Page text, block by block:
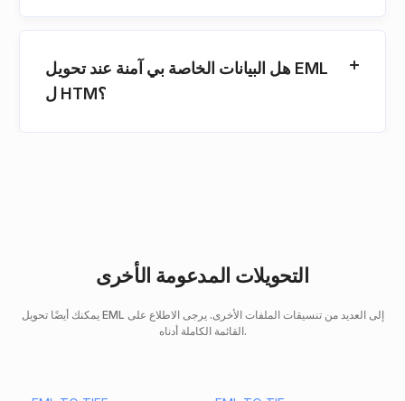
هل البيانات الخاصة بي آمنة عند تحويل EML
ل HTM؟
التحويلات المدعومة الأخرى
يمكنك أيضًا تحويل EML إلى العديد من تنسيقات الملفات الأخرى. يرجى الاطلاع على
القائمة الكاملة أدناه.